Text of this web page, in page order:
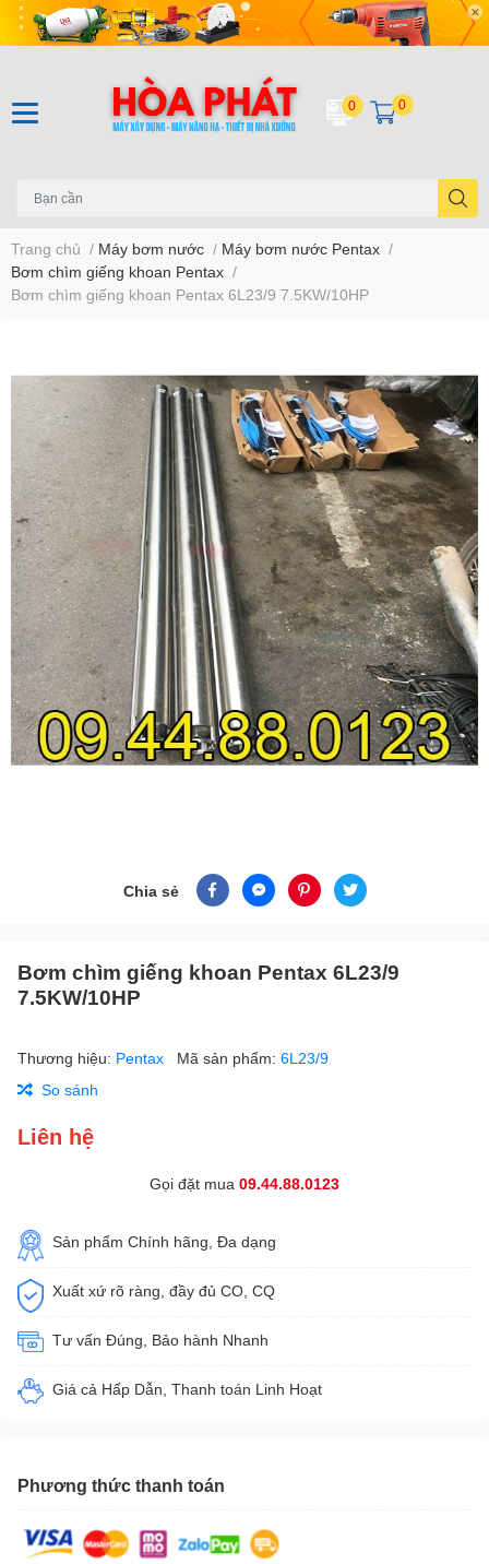
0 0
Trang chủ / Máy bơm nước / Máy bơm nước Pentax /
Bơm chìm giếng khoan Pentax /
Bơm chìm giếng khoan Pentax 6L23/9 7.5KW/10HP
Chia sẻ
Bơm chìm giếng khoan Pentax 6L23/9
7.5KW/10HP
Thương hiệu: Pentax Mã sản phẩm: 6L23/9
So sánh
Liên hệ
Gọi đặt mua 09.44.88.0123
Sản phẩm Chính hãng, Đa dạng
Xuất xứ rõ ràng, đầy đủ CO, CQ
Tư vấn Đúng, Bảo hành Nhanh
Giá cả Hấp Dẫn, Thanh toán Linh Hoạt
Phương thức thanh toán